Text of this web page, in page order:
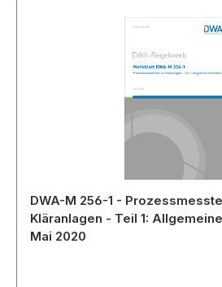
DWA-M 256-1 -
Kläranlagen - Teil 1:
Mai 2020